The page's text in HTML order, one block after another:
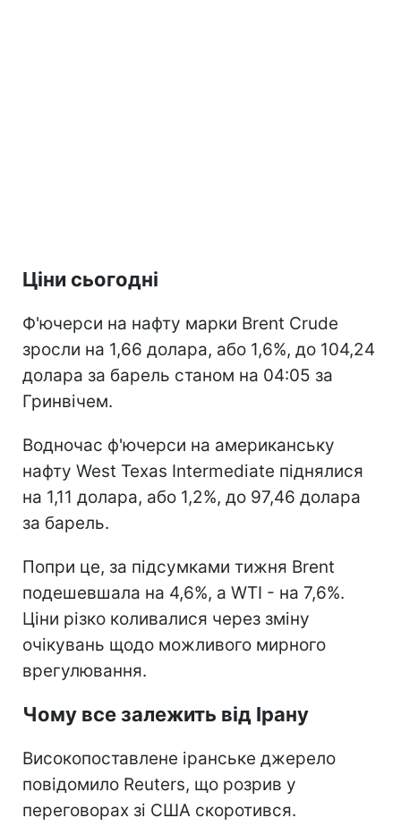
Ціни сьогодні
Ф'ючерси на нафту марки Brent Crude
зросли на 1,66 долара, або 1,6%, до 104,24
долара за барель станом на 04:05 за
Гринвічем.
Водночас ф'ючерси на американську
нафту West Texas Intermediate піднялися
на 1,11 долара, або 1,2%, до 97,46 долара
за барель.
Попри це, за підсумками тижня Brent
подешевшала на 4,6%, а WTI - на 7,6%.
Ціни різко коливалися через зміну
очікувань щодо можливого мирного
врегулювання.
Чому все залежить від Ірану
Високопоставлене іранське джерело
повідомило Reuters, що розрив у
переговорах зі США скоротився.